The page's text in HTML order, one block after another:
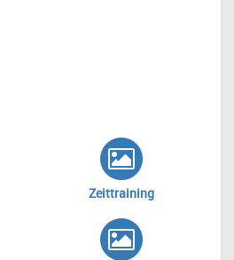
Zeittraining